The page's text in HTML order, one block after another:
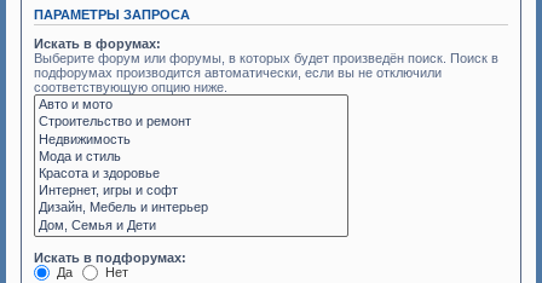
ПАРАМЕТРЫ ЗАПРОСА
Искать в форумах:
Выберите форум или форумы, в которых будет произведён поиск. Поиск в
подфорумах производится автоматически, если вы не отключили
соответствующую опцию ниже.
Искать в подфорумах:
Да
Нет